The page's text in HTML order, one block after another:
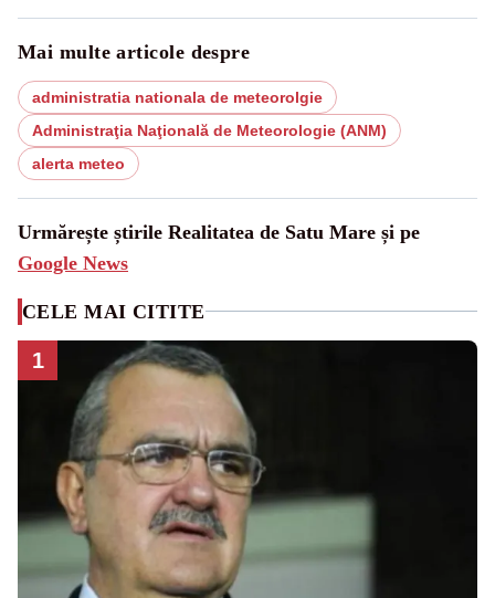
Mai multe articole despre
administratia nationala de meteorolgie
Administraţia Naţională de Meteorologie (ANM)
alerta meteo
Urmărește știrile Realitatea de Satu Mare și pe
Google News
CELE MAI CITITE
1